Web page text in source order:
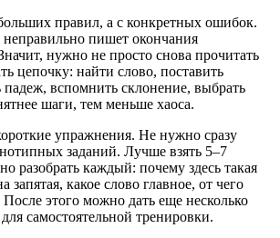
правил, а с конкретных ошибок.
пишет окончания
нужно не просто снова прочитать
цепочку: найти слово, поставить
падеж, вспомнить склонение, выбрать
шаги, тем меньше хаоса.
упражнения. Не нужно сразу
заданий. Лучше взять 5–7
разобрать каждый: почему здесь такая
запятая, какое слово главное, от чего
После этого можно дать еще несколько
самостоятельной тренировки.